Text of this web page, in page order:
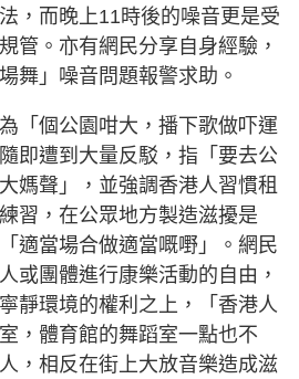
，而晚上11時後的噪音更是受
管。亦有網民分享自身經驗，
舞」噪音問題報警求助。
「個公園咁大，播下歌做吓運
即遭到大量反駁，指「要去公
媽聲」，並強調香港人習慣租
習，在公眾地方製造滋擾是
適當場合做適當嘅嘢」。網民
或團體進行康樂活動的自由，
靜環境的權利之上，「香港人
，體育館的舞蹈室一點也不
，相反在街上大放音樂造成滋